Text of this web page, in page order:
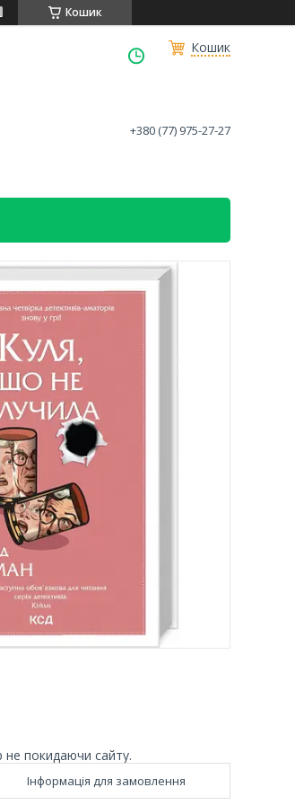
Кошик
Кошик
+380 (77) 975-27-27
не покидаючи сайту.
Інформація для замовлення